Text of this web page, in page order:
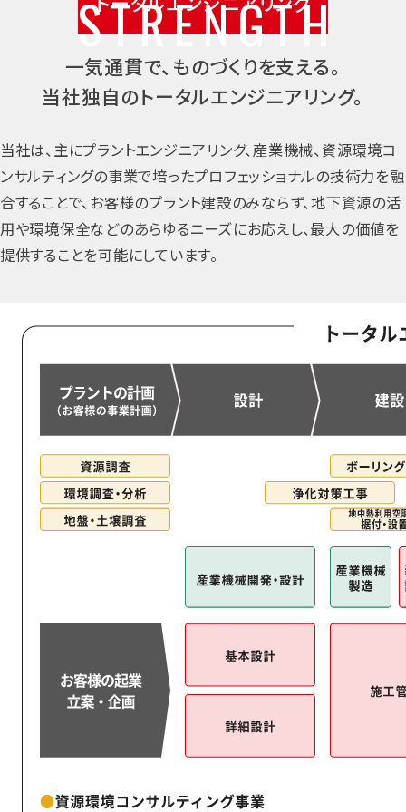
一気通貫で、ものづくりを支える。
当社独自のトータルエンジニアリング。
当社は、主にプラントエンジニアリング、産業機械、資源環境コ
ンサルティングの事業で培ったプロフェッショナルの技術力を融
合することで、お客様のプラント建設のみならず、地下資源の活
用や環境保全などのあらゆるニーズにお応えし、最大の価値を
提供することを可能にしています。